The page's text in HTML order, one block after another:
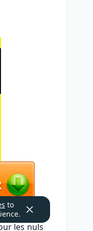
les nuls
to